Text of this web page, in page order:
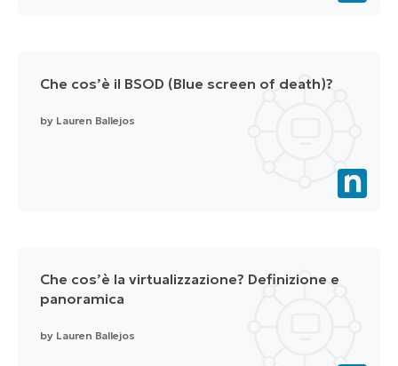
Che cos’è il BSOD (Blue screen of death)?
by Lauren Ballejos
Che cos’è la virtualizzazione? Definizione e
panoramica
by Lauren Ballejos